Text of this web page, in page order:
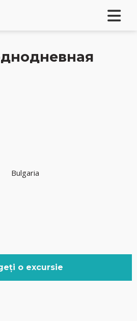
Bulgaria
o excursie